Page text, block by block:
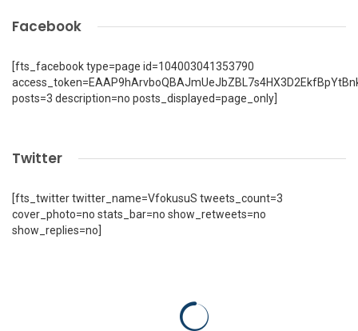
Facebook
[fts_facebook type=page id=104003041353790
posts=3 description=no posts_displayed=page_only]
Twitter
[fts_twitter twitter_name=VfokusuS tweets_count=3
cover_photo=no stats_bar=no show_retweets=no
show_replies=no]